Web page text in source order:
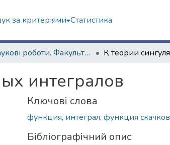
за критеріями Статистика
Наукові роботи. Факультет математики і інформатики
интегралов
Ключові слова
функция, интеграл, функция скачков
Бібліографічний опис